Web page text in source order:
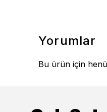
Yorumlar
Bu ürün için